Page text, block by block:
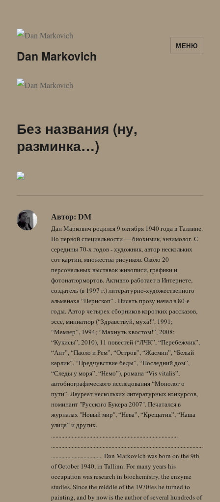
Dan Markovich
МЕНЮ
Без названия (ну,
разминка…)
Автор: DM
Дан Маркович родился 9 октября 1940 года в Таллине.
По первой специальности — биохимик, энзимолог. С
середины 70-х годов - художник, автор нескольких
сот картин, множества рисунков. Около 20
персональных выставок живописи, графики и
фотонатюрмортов. Активно работает в Интернете,
создатель (в 1997 г.) литературно-художественного
альманаха “Перископ” . Писать прозу начал в 80-е
годы. Автор четырех сборников коротких рассказов,
эссе, миниатюр (“Здравствуй, муха!”, 1991;
“Мамзер”, 1994; “Махнуть хвостом!”, 2008;
“Кукисы”, 2010), 11 повестей (“ЛЧК”, “Перебежчик”,
“Ант”, “Паоло и Рем”, “Остров”, “Жасмин”, “Белый
карлик”, “Предчувствие беды”, “Последний дом”,
“Следы у моря”, “Немо”), романа “Vis vitalis”,
автобиографического исследования “Монолог о
пути”. Лауреат нескольких литературных конкурсов,
номинант "Русского Букера 2007". Печатался в
журналах "Новый мир", “Нева”, “Крещатик”, “Наша
улица” и других.
......................................................................................
.......................................................................................................
................................... Dan Markovich was born on the 9th
of October 1940, in Tallinn. For many years his
occupation was research in biochemistry, the enzyme
studies. Since the middle of the 1970ies he turned to
painting, and by now is the author of several hundreds of